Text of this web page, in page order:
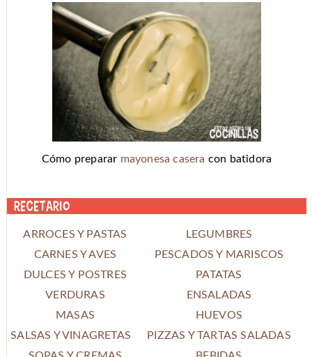
Cómo preparar mayonesa casera con batidora
Recetario
ARROCES Y PASTAS
LEGUMBRES
CARNES Y AVES
PESCADOS Y MARISCOS
DULCES Y POSTRES
PATATAS
VERDURAS
ENSALADAS
MASAS
HUEVOS
SALSAS Y VINAGRETAS
PIZZAS Y TARTAS SALADAS